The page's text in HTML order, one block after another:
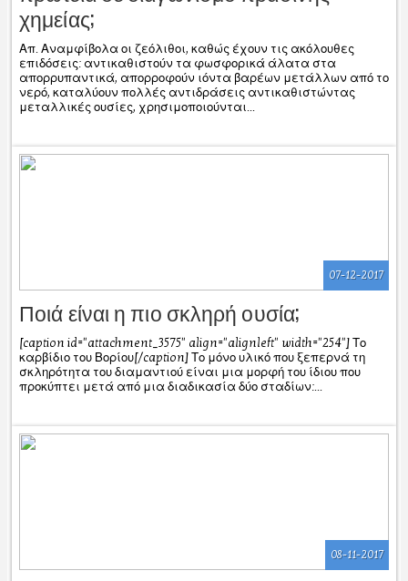
χημείας;
Απ. Αναμφίβολα οι ζεόλιθοι, καθώς έχουν τις ακόλουθες
επιδόσεις: αντικαθιστούν τα φωσφορικά άλατα στα
απορρυπαντικά, απορροφούν ιόντα βαρέων μετάλλων από το
νερό, καταλύουν πολλές αντιδράσεις αντικαθιστώντας
μεταλλικές ουσίες, χρησιμοποιούνται...
07-12-2017
Ποιά είναι η πιο σκληρή ουσία;
[caption id="attachment_3575" align="alignleft" width="254"] Το
καρβίδιο του Βορίου[/caption] Το μόνο υλικό που ξεπερνά τη
σκληρότητα του διαμαντιού είναι μια μορφή του ίδιου που
προκύπτει μετά από μια διαδικασία δύο σταδίων:...
08-11-2017